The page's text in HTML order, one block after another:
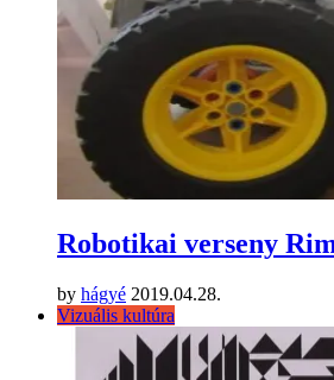
Robotikai verseny
by hágyé 2019.04.28.
Vizuális kultúra